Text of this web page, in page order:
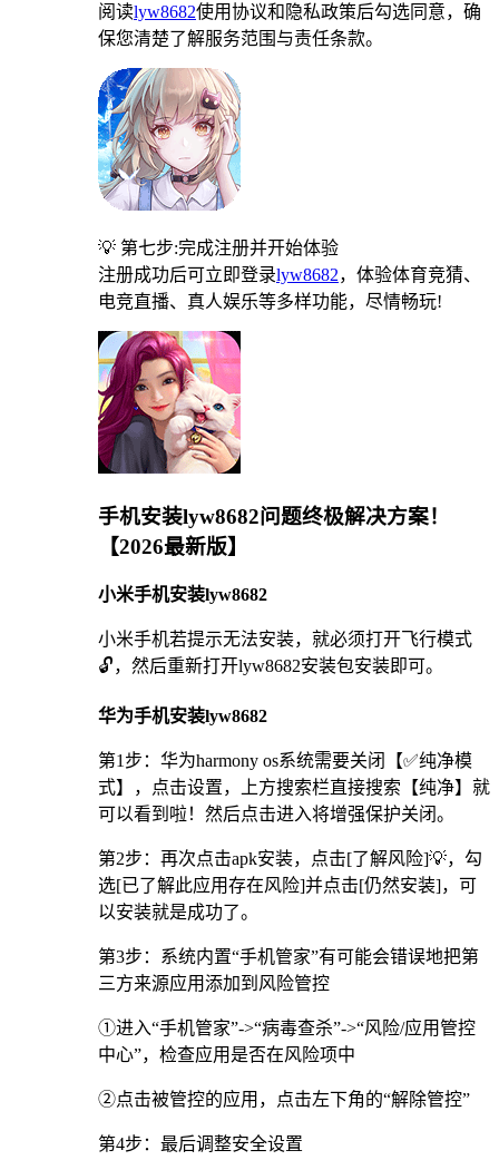
阅读lyw8682使用协议和隐私政策后勾选同意，确
保您清楚了解服务范围与责任条款。
💡 第七步:完成注册并开始体验
注册成功后可立即登录lyw8682，体验体育竞猜、
电竞直播、真人娱乐等多样功能，尽情畅玩!
手机安装lyw8682问题终极解决方案！
【2026最新版】
小米手机安装lyw8682
小米手机若提示无法安装，就必须打开飞行模式
🔓，然后重新打开lyw8682安装包安装即可。
华为手机安装lyw8682
第1步：华为harmony os系统需要关闭【✅纯净模
式】，点击设置，上方搜索栏直接搜索【纯净】就
可以看到啦！然后点击进入将增强保护关闭。
第2步：再次点击apk安装，点击[了解风险]💡，勾
选[已了解此应用存在风险]并点击[仍然安装]，可
以安装就是成功了。
第3步：系统内置“手机管家”有可能会错误地把第
三方来源应用添加到风险管控
①进入“手机管家”->“病毒查杀”->“风险/应用管控
中心”，检查应用是否在风险项中
②点击被管控的应用，点击左下角的“解除管控”
第4步：最后调整安全设置